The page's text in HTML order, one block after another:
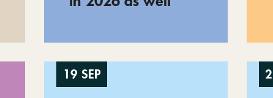
19 SEP